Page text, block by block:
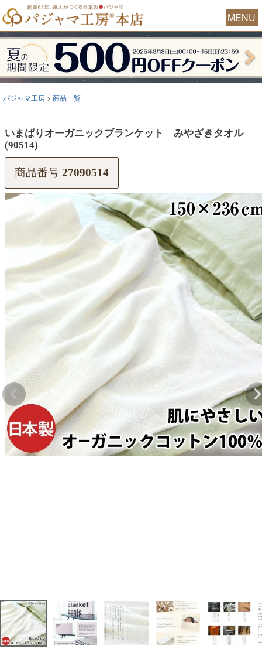
MENU
パジャマ工房 商品一覧
いまばりオーガニックブランケット みやざきタオル
(90514)
商品番号 27090514